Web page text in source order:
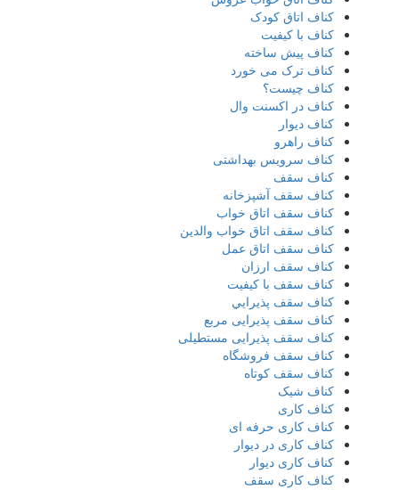
کناف اتاق کودک
کناف با کیفیت
کناف پیش ساخته
کناف ترک می خورد
کناف چیست؟
کناف در اکسنت وال
کناف دیوار
کناف راهرو
کناف سرویس بهداشتی
کناف سقف
کناف سقف آشپزخانه
کناف سقف اتاق خواب
کناف سقف اتاق خواب والدین
کناف سقف اتاق عمل
کناف سقف ارزان
کناف سقف با کیفیت
کناف سقف پذيرايي
کناف سقف پذیرایی مربع
کناف سقف پذیرایی مستطیلی
کناف سقف فروشگاه
کناف سقف کوتاه
کناف شیک
کناف کاری
کناف کاری حرفه ای
کناف کاری در دیوار
کناف کاری دیوار
کناف کاری سقف